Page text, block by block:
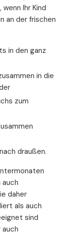
Ihr Kind
an der frischen
in den ganz
in die
zum
draußen.
auch
daher
als auch
sind